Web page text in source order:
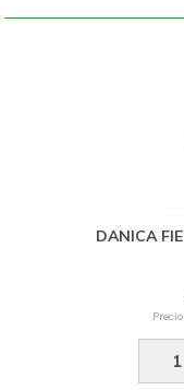
DANICA